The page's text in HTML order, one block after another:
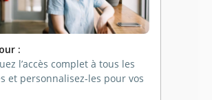
:
l’accès complet à tous les
et personnalisez-les pour vos